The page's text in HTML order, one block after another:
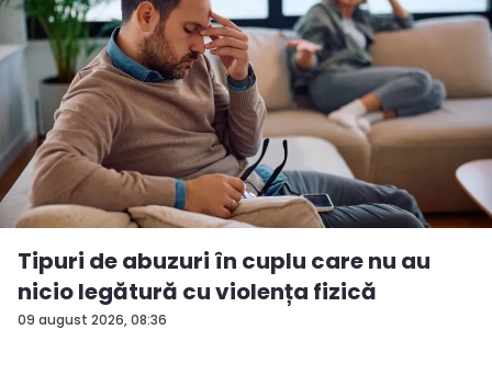
09 august 2026, 08:36
Tipuri de abuzuri în cuplu care nu au
nicio legătură cu violența fizică